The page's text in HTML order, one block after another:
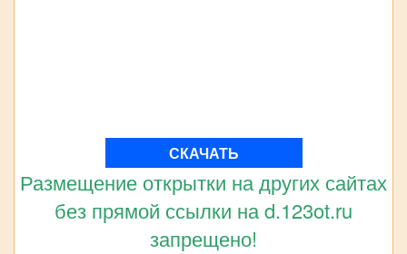
СКАЧАТЬ
Размещение открытки на других сайтах
без прямой ссылки на d.123ot.ru
запрещено!